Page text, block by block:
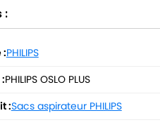
:
:PHILIPS
PHILIPS OSLO PLUS
:Sacs aspirateur PHILIPS